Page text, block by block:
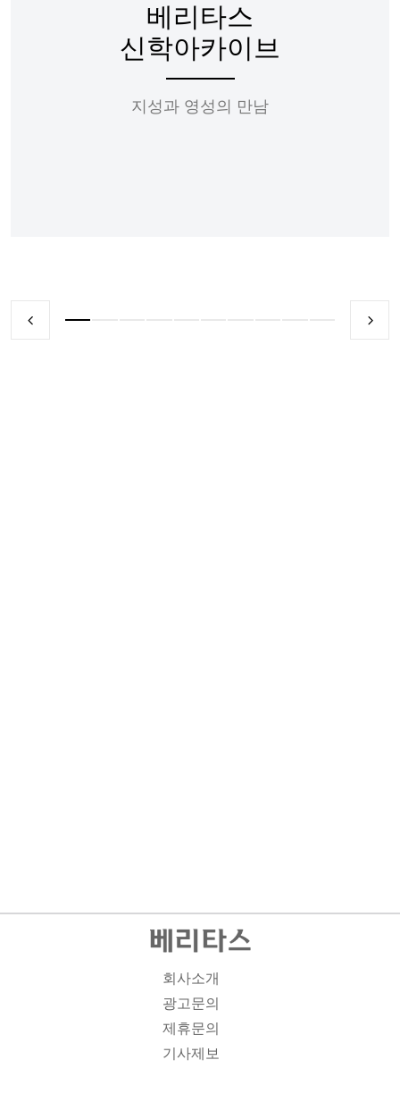
베리타스
신학아카이브
지성과 영성의 만남
회사소개
광고문의
제휴문의
기사제보